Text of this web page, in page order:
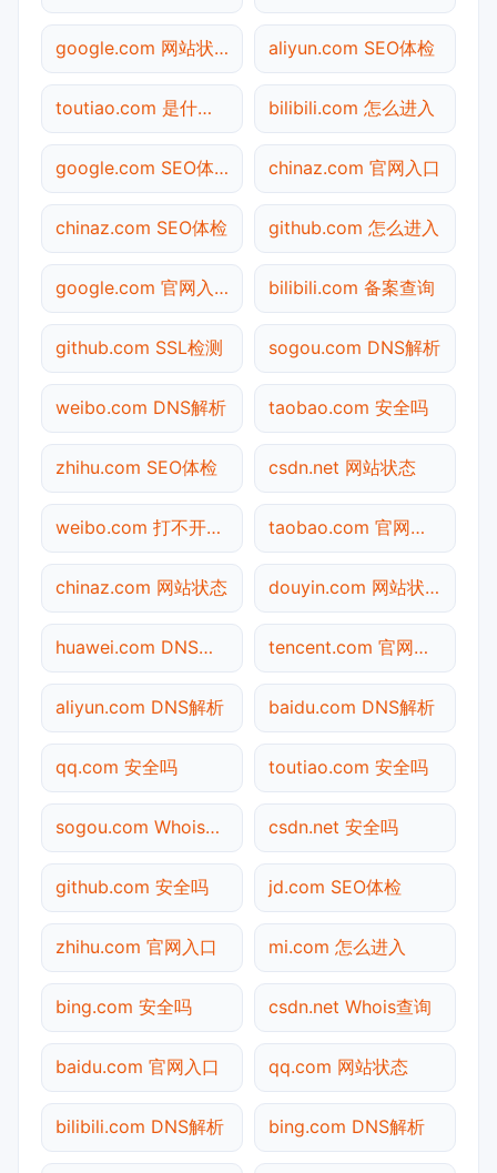
google.com 网站状态 aliyun.com SEO体检
toutiao.com 是什么网站 bilibili.com 怎么进入
google.com SEO体检 chinaz.com 官网入口
chinaz.com SEO体检 github.com 怎么进入
google.com 官网入口 bilibili.com 备案查询
github.com SSL检测 sogou.com DNS解析
weibo.com DNS解析 taobao.com 安全吗
zhihu.com SEO体检 csdn.net 网站状态
weibo.com 打不开检测 taobao.com 官网入口
chinaz.com 网站状态 douyin.com 网站状态
huawei.com DNS解析 tencent.com 官网入口
aliyun.com DNS解析 baidu.com DNS解析
qq.com 安全吗 toutiao.com 安全吗
sogou.com Whois查询 csdn.net 安全吗
github.com 安全吗 jd.com SEO体检
zhihu.com 官网入口 mi.com 怎么进入
bing.com 安全吗 csdn.net Whois查询
baidu.com 官网入口 qq.com 网站状态
bilibili.com DNS解析 bing.com DNS解析